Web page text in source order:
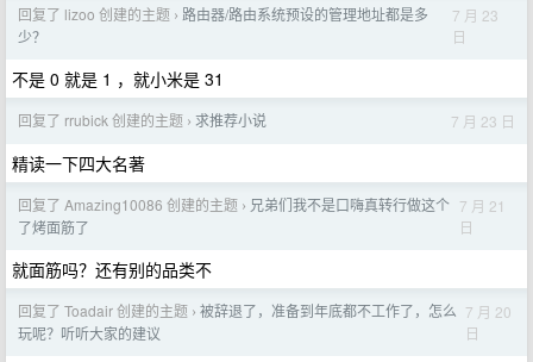
回复了 lizoo 创建的主题 › 路由器/路由系统预设的管理地址都是多
少？
7 月 23
日
不是 0 就是 1 ，就小米是 31
回复了 rrubick 创建的主题 › 求推荐小说 7 月 23 日
精读一下四大名著
回复了 Amazing10086 创建的主题 › 兄弟们我不是口嗨真转行做这个
了烤面筋了
7 月 21
日
就面筋吗？还有别的品类不
回复了 Toadair 创建的主题 › 被辞退了，准备到年底都不工作了，怎么
玩呢？听听大家的建议
7 月 20
日